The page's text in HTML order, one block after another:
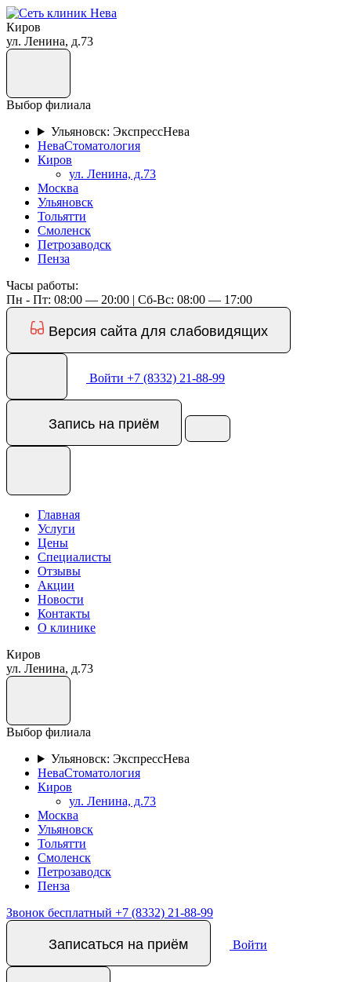
Киров
ул. Ленина, д.73
Выбор филиала
Ульяновск: ЭкспрессНева
НеваСтоматология
Киров
ул. Ленина, д.73
Москва
Ульяновск
Тольятти
Смоленск
Петрозаводск
Пенза
Часы работы:
Пн - Пт: 08:00 — 20:00 | Cб-Вс: 08:00 — 17:00
Версия сайта для слабовидящих
Войти +7 (8332) 21-88-99
Запись на приём
Главная
Услуги
Цены
Специалисты
Отзывы
Акции
Новости
Контакты
О клинике
Киров
ул. Ленина, д.73
Выбор филиала
Ульяновск: ЭкспрессНева
НеваСтоматология
Киров
ул. Ленина, д.73
Москва
Ульяновск
Тольятти
Смоленск
Петрозаводск
Пенза
Звонок бесплатный +7 (8332) 21-88-99
Записаться на приём Войти